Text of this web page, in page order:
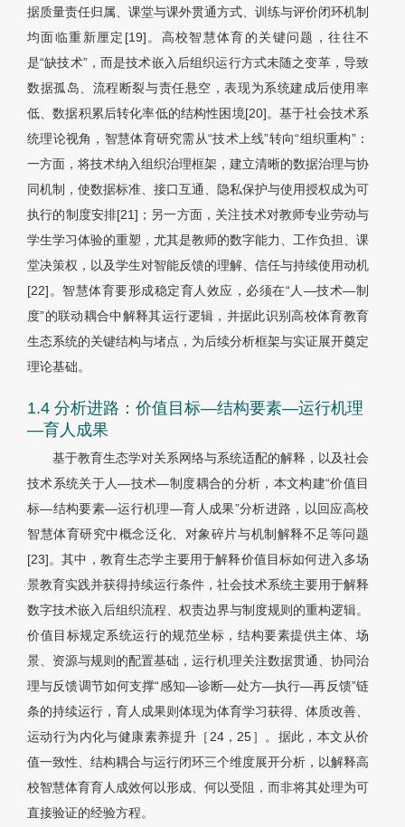
据质量责任归属、课堂与课外贯通方式、训练与评价闭环机制
均面临重新厘定[19]。高校智慧体育的关键问题，往往不
是“缺技术”，而是技术嵌入后组织运行方式未随之变革，导致
数据孤岛、流程断裂与责任悬空，表现为系统建成后使用率
低、数据积累后转化率低的结构性困境[20]。基于社会技术系
统理论视角，智慧体育研究需从“技术上线”转向“组织重构”：
一方面，将技术纳入组织治理框架，建立清晰的数据治理与协
同机制，使数据标准、接口互通、隐私保护与使用授权成为可
执行的制度安排[21]；另一方面，关注技术对教师专业劳动与
学生学习体验的重塑，尤其是教师的数字能力、工作负担、课
堂决策权，以及学生对智能反馈的理解、信任与持续使用动机
[22]。智慧体育要形成稳定育人效应，必须在“人—技术—制
度”的联动耦合中解释其运行逻辑，并据此识别高校体育教育
生态系统的关键结构与堵点，为后续分析框架与实证展开奠定
理论基础。
1.4 分析进路：价值目标—结构要素—运行机理
—育人成果
基于教育生态学对关系网络与系统适配的解释，以及社会
技术系统关于人—技术—制度耦合的分析，本文构建“价值目
标—结构要素—运行机理—育人成果”分析进路，以回应高校
智慧体育研究中概念泛化、对象碎片与机制解释不足等问题
[23]。其中，教育生态学主要用于解释价值目标如何进入多场
景教育实践并获得持续运行条件，社会技术系统主要用于解释
数字技术嵌入后组织流程、权责边界与制度规则的重构逻辑。
价值目标规定系统运行的规范坐标，结构要素提供主体、场
景、资源与规则的配置基础，运行机理关注数据贯通、协同治
理与反馈调节如何支撑“感知—诊断—处方—执行—再反馈”链
条的持续运行，育人成果则体现为体育学习获得、体质改善、
运动行为内化与健康素养提升［24，25］。据此，本文从价
值一致性、结构耦合与运行闭环三个维度展开分析，以解释高
校智慧体育育人成效何以形成、何以受阻，而非将其处理为可
直接验证的经验方程。